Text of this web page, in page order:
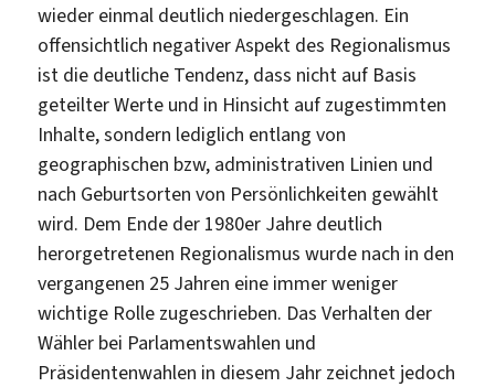
wieder einmal deutlich niedergeschlagen. Ein
offensichtlich negativer Aspekt des Regionalismus
ist die deutliche Tendenz, dass nicht auf Basis
geteilter Werte und in Hinsicht auf zugestimmten
Inhalte, sondern lediglich entlang von
geographischen bzw, administrativen Linien und
nach Geburtsorten von Persönlichkeiten gewählt
wird. Dem Ende der 1980er Jahre deutlich
herorgetretenen Regionalismus wurde nach in den
vergangenen 25 Jahren eine immer weniger
wichtige Rolle zugeschrieben. Das Verhalten der
Wähler bei Parlamentswahlen und
Präsidentenwahlen in diesem Jahr zeichnet jedoch